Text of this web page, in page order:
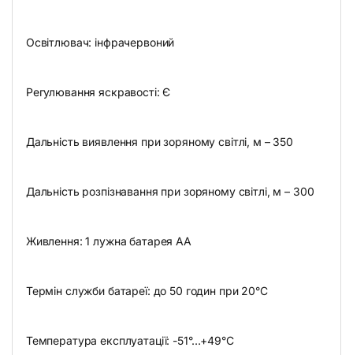
Освітлювач: інфрачервоний
Регулювання яскравості: Є
Дальність виявлення при зоряному світлі, м – 350
Дальність розпізнавання при зоряному світлі, м – 300
Живлення: 1 лужна батарея AA
Термін служби батареї: до 50 годин при 20°C
Температура експлуатації: -51°…+49°C